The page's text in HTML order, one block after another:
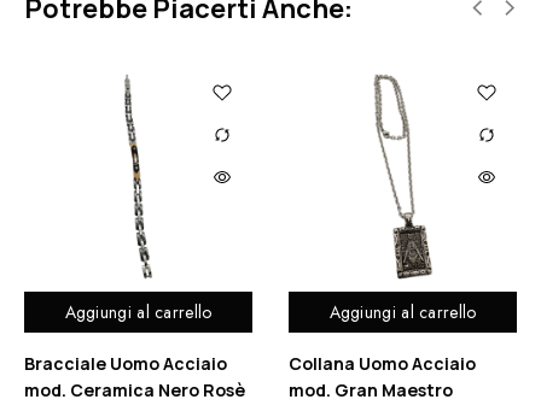
Potrebbe Piacerti Anche:
Aggiungi al carrello
Bracciale Uomo Acciaio
mod. Ceramica Nero Rosè
Aggiungi al carrello
Collana Uomo Acciaio
mod. Gran Maestro